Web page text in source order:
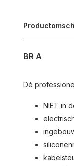
BR A
Dé
NIET in